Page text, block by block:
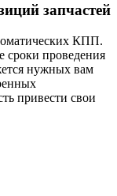
запчастей
КПП.
сроки проведения
нужных вам
привести свои